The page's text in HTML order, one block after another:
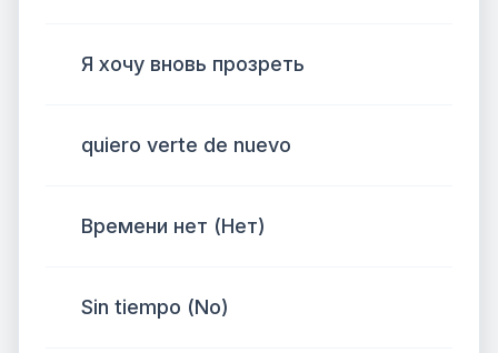
Я хочу вновь прозреть
quiero verte de nuevo
Времени нет (Нет)
Sin tiempo (No)